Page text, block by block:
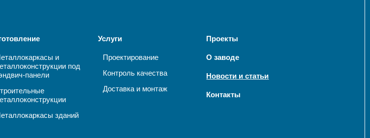
и
под
панели
зданий
Услуги
Проектирование
Контроль качества
Доставка и монтаж
Проекты
О заводе
Новости и статьи
Контакты